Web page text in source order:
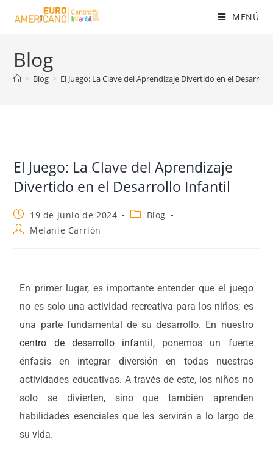
MENÚ
Blog
> Blog > El Juego: La Clave del Aprendizaje Divertido en el
El Juego: La Clave del Aprendizaje
Divertido en el Desarrollo Infantil
19 de junio de 2024
Blog
Melanie Carrión
En primer lugar, es importante entender que el juego
no es solo una actividad recreativa para los niños; es
una parte fundamental de su desarrollo. En nuestro
centro de desarrollo infantil, ponemos un fuerte
énfasis en integrar diversión en todas nuestras
actividades educativas. A través de este, los niños no
solo se divierten, sino que también aprenden
habilidades esenciales que les servirán a lo largo de
su vida.